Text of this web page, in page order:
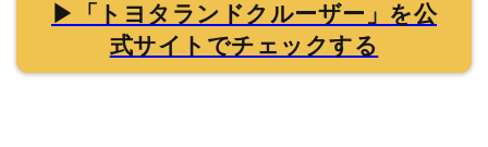
▶「トヨタランドクルーザー」を公
式サイトでチェックする